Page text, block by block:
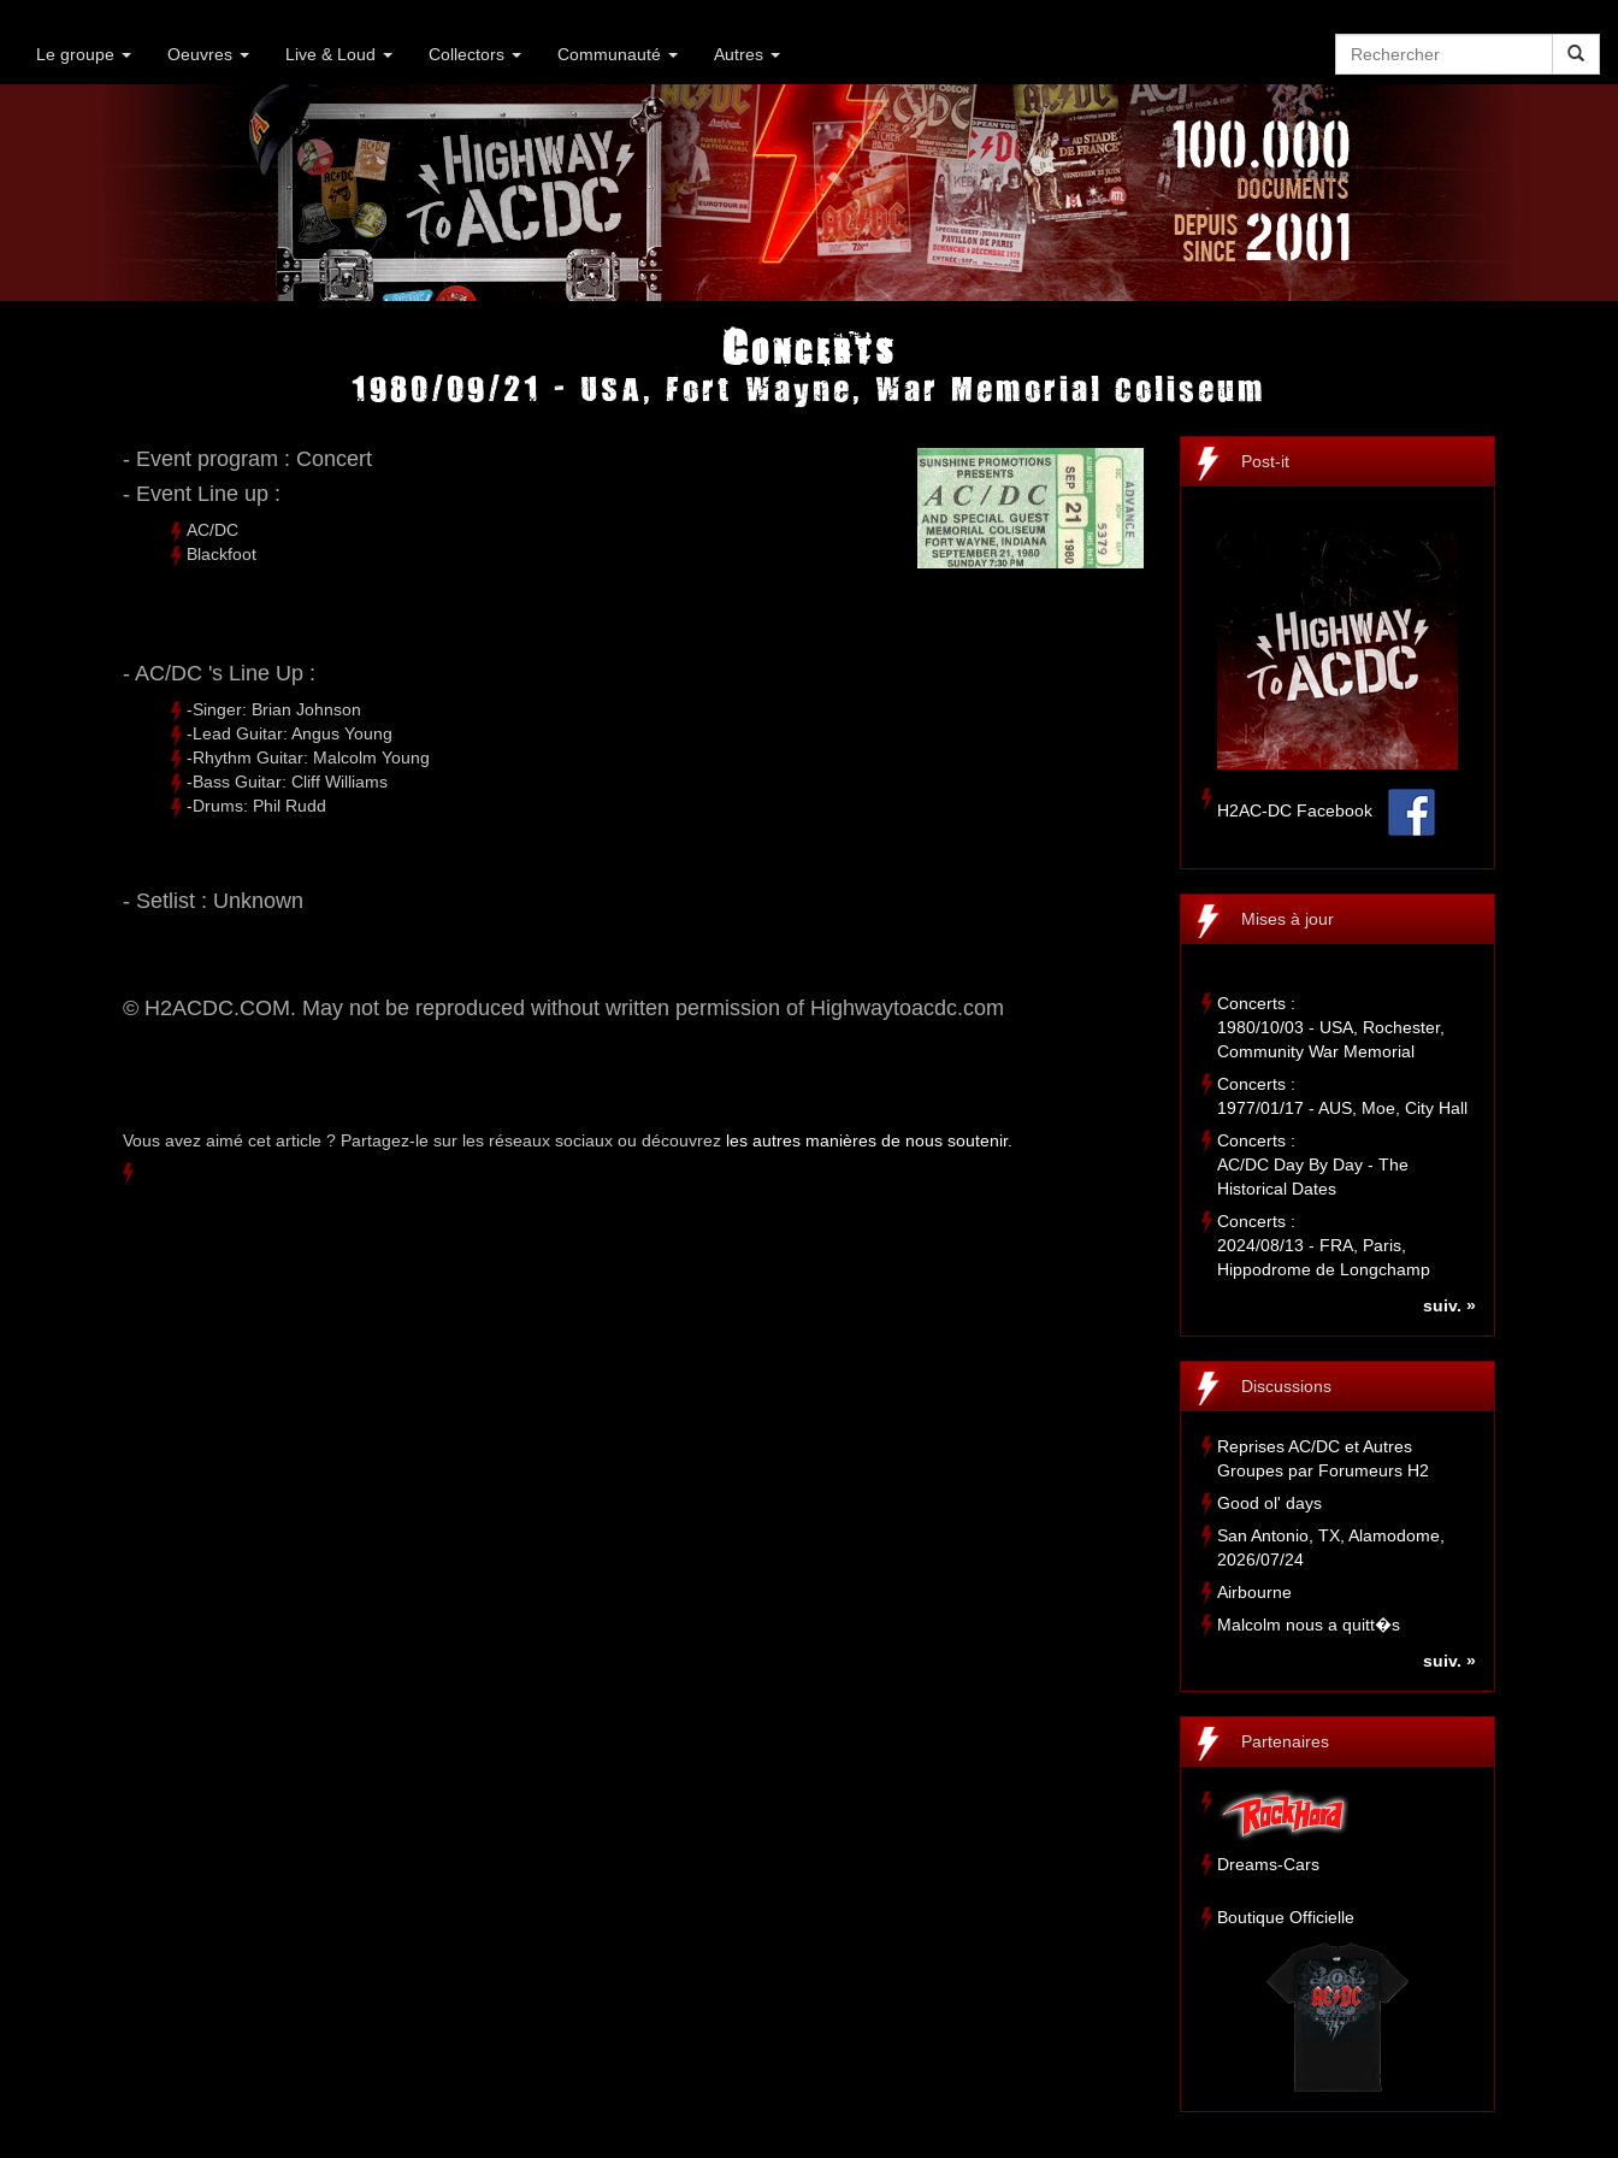
Le groupe Oeuvres Live & Loud Collectors Communauté Autres
Concerts
1980/09/21 - USA, Fort Wayne, War Memorial Coliseum
- Event program : Concert
- Event Line up :
AC/DC
Blackfoot
- AC/DC 's Line Up :
-Singer: Brian Johnson
-Lead Guitar: Angus Young
-Rhythm Guitar: Malcolm Young
-Bass Guitar: Cliff Williams
-Drums: Phil Rudd
- Setlist : Unknown
© H2ACDC.COM. May not be reproduced without written permission of Highwaytoacdc.com
Vous avez aimé cet article ? Partagez-le sur les réseaux sociaux ou découvrez les autres manières de nous soutenir.
Post-it
H2AC-DC Facebook
Mises à jour
Concerts :
1980/10/03 - USA, Rochester,
Community War Memorial
Concerts :
1977/01/17 - AUS, Moe, City Hall
Concerts :
AC/DC Day By Day - The
Historical Dates
Concerts :
2024/08/13 - FRA, Paris,
Hippodrome de Longchamp
suiv. »
Discussions
Reprises AC/DC et Autres
Groupes par Forumeurs H2
Good ol' days
San Antonio, TX, Alamodome,
2026/07/24
Airbourne
Malcolm nous a quitt�s
suiv. »
Partenaires
Dreams-Cars
Boutique Officielle